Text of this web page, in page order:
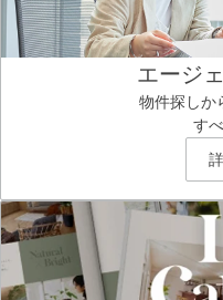
エージ
物件探しか
す